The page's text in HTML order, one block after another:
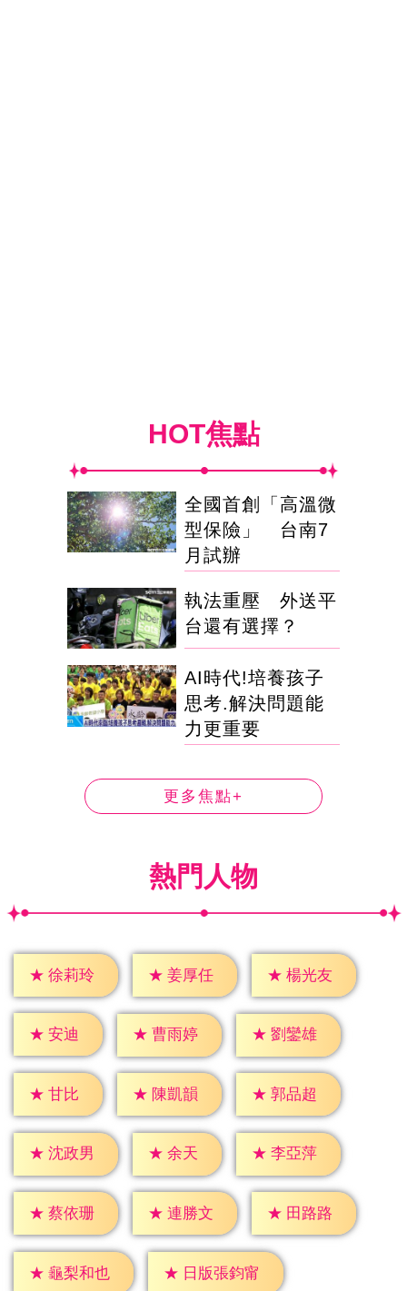
HOT焦點
全國首創「高溫微
型保險」 台南7
月試辦
執法重壓 外送平
台還有選擇？
AI時代!培養孩子
思考.解決問題能
力更重要
更多焦點+
熱門人物
★ 徐莉玲 ★ 姜厚任 ★ 楊光友
★ 安迪 ★ 曹雨婷 ★ 劉鑾雄
★ 甘比 ★ 陳凱韻 ★ 郭品超
★ 沈政男 ★ 余天 ★ 李亞萍
★ 蔡依珊 ★ 連勝文 ★ 田路路
★ 龜梨和也 ★ 日版張鈞甯